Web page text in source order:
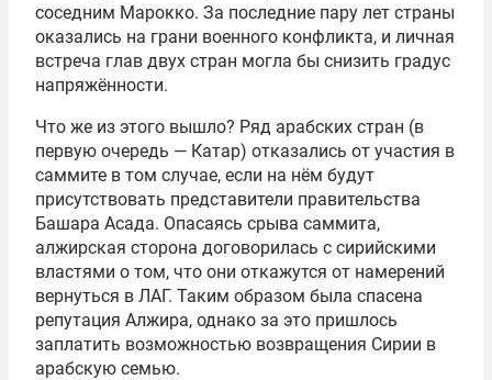
соседним Марокко. За последние пару лет страны
оказались на грани военного конфликта, и личная
встреча глав двух стран могла бы снизить градус
напряжённости.
Что же из этого вышло? Ряд арабских стран (в
первую очередь — Катар) отказались от участия в
саммите в том случае, если на нём будут
присутствовать представители правительства
Башара Асада. Опасаясь срыва саммита,
алжирская сторона договорилась с сирийскими
властями о том, что они откажутся от намерений
вернуться в ЛАГ. Таким образом была спасена
репутация Алжира, однако за это пришлось
заплатить возможностью возвращения Сирии в
арабскую семью.